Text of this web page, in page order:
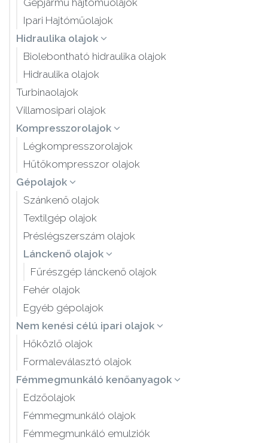
Gépjármű hajtóműolajok
Ipari Hajtóműolajok
Hidraulika olajok
Biolebontható hidraulika olajok
Hidraulika olajok
Turbinaolajok
Villamosipari olajok
Kompresszorolajok
Légkompresszorolajok
Hűtőkompresszor olajok
Gépolajok
Szánkenő olajok
Textilgép olajok
Préslégszerszám olajok
Lánckenő olajok
Fűrészgép lánckenő olajok
Fehér olajok
Egyéb gépolajok
Nem kenési célú ipari olajok
Hőközlő olajok
Formaleválasztó olajok
Fémmegmunkáló kenőanyagok
Edzőolajok
Fémmegmunkáló olajok
Fémmegmunkáló emulziók